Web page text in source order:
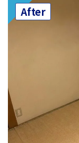
After